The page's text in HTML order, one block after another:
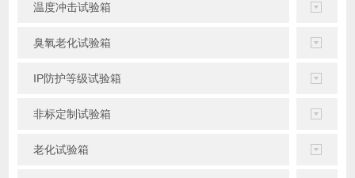
温度冲击试验箱
臭氧老化试验箱
IP防护等级试验箱
非标定制试验箱
老化试验箱